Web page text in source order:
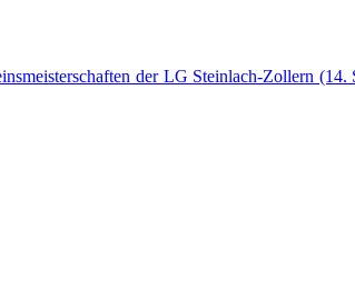
der LG Steinlach-Zollern